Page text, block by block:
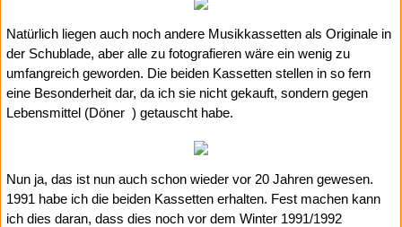
Natürlich liegen auch noch andere Musikkassetten als Originale in
der Schublade, aber alle zu fotografieren wäre ein wenig zu
umfangreich geworden. Die beiden Kassetten stellen in so fern
eine Besonderheit dar, da ich sie nicht gekauft, sondern gegen
Lebensmittel (Döner ) getauscht habe.
Nun ja, das ist nun auch schon wieder vor 20 Jahren gewesen.
1991 habe ich die beiden Kassetten erhalten. Fest machen kann
ich dies daran, dass dies noch vor dem Winter 1991/1992